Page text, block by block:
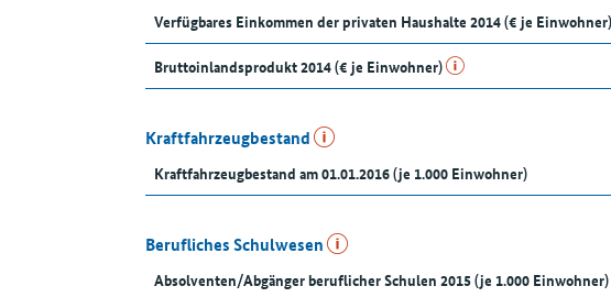
Verfügbares Einkommen der privaten Haushalte 2014 (€ je Einwohner)
Bruttoinlandsprodukt 2014 (€ je Einwohner)
Kraftfahrzeugbestand
Kraftfahrzeugbestand am 01.01.2016 (je 1.000 Einwohner)
Berufliches Schulwesen
Absolventen/Abgänger beruflicher Schulen 2015 (je 1.000 Einwohner)